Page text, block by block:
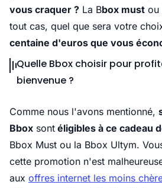
vous craquer ? La Bbox must ou
tout cas, quel que sera votre
centaine d'euros que vous
Quelle Bbox choisir pour
bienvenue ?
Comme nous l'avons mentionné,
Bbox sont éligibles à ce cadeau
Bbox Must ou la Bbox Ultym.
cette promotion n'est
aux offres internet les moins